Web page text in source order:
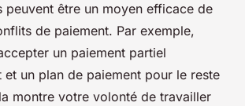
peuvent être un moyen efficace de
de paiement. Par exemple,
un paiement partiel
et un plan de paiement pour le reste
montre votre volonté de travailler